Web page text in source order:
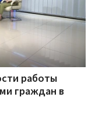
работы
граждан в